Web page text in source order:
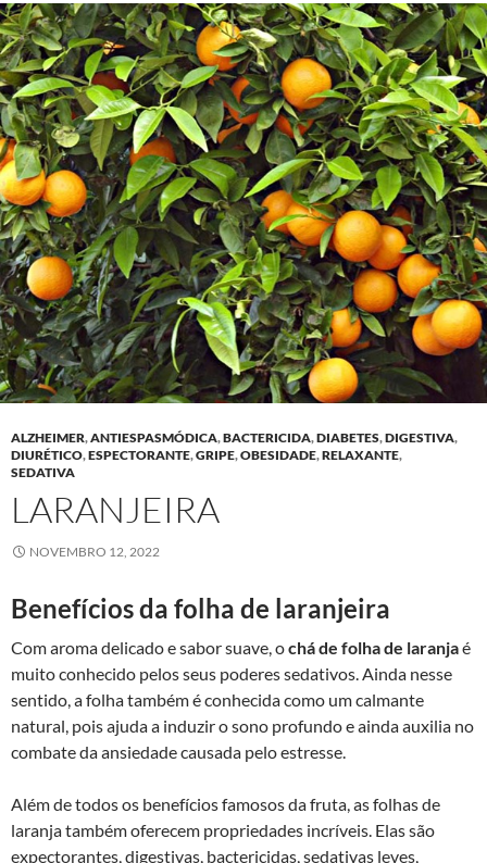
ALZHEIMER,ANTIESPASMÓDICA,BACTERICIDA,DIABETES,DIGESTIVA,
DIURÉTICO,ESPECTORANTE,GRIPE,OBESIDADE,RELAXANTE,
SEDATIVA
LARANJEIRA
NOVEMBRO 12, 2022
Benefícios da folha de laranjeira
Com aroma delicado e sabor suave, ochá de folha de laranjaé
muito conhecido pelos seus poderes sedativos. Ainda nesse
sentido, a folha também é conhecida como um calmante
natural, pois ajuda a induzir o sono profundo e ainda auxilia no
combate da ansiedade causada pelo estresse.
Além de todos os benefícios famosos da fruta, as folhas de
laranja também oferecem propriedades incríveis. Elas são
expectorantes, digestivas, bactericidas, sedativas leves,